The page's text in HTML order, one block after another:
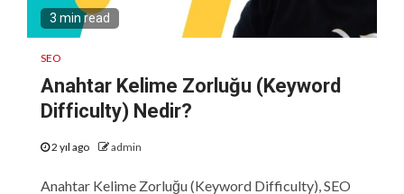
3 min read
SEO
Anahtar Kelime Zorluğu (Keyword
Difficulty) Nedir?
2 yıl ago admin
Anahtar Kelime Zorluğu (Keyword Difficulty), SEO